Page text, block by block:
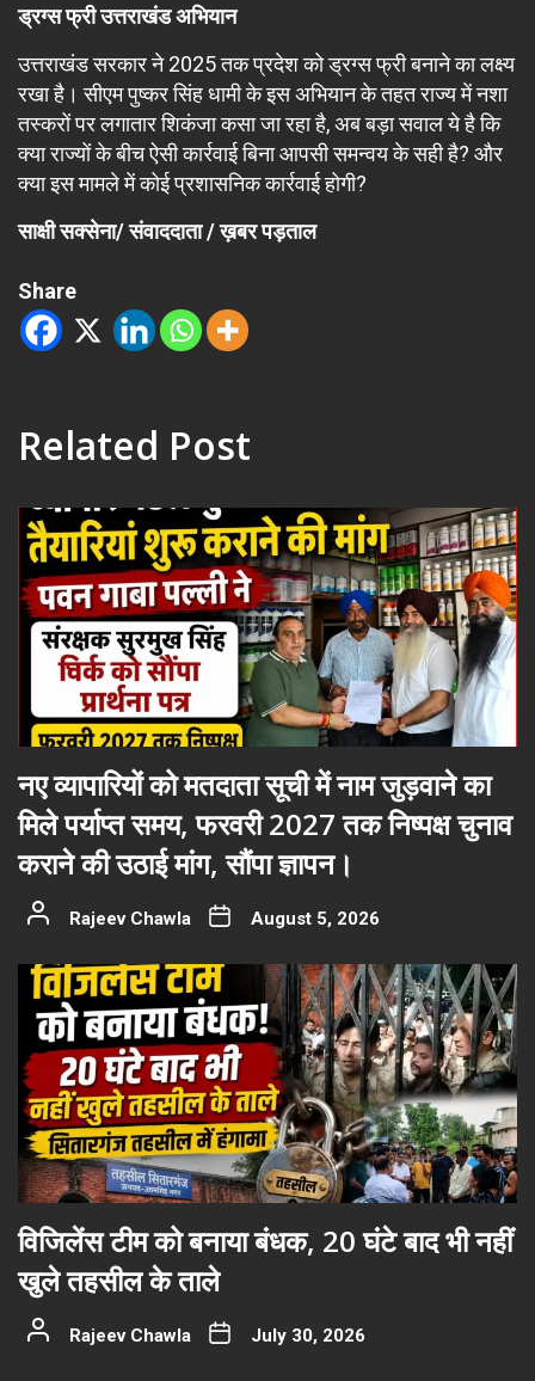
ड्रग्स फ्री उत्तराखंड अभियान
उत्तराखंड सरकार ने 2025 तक प्रदेश को ड्रग्स फ्री बनाने का लक्ष्य
रखा है। सीएम पुष्कर सिंह धामी के इस अभियान के तहत राज्य में नशा
तस्करों पर लगातार शिकंजा कसा जा रहा है, अब बड़ा सवाल ये है कि
क्या राज्यों के बीच ऐसी कार्रवाई बिना आपसी समन्वय के सही है? और
क्या इस मामले में कोई प्रशासनिक कार्रवाई होगी?
साक्षी सक्सेना/ संवाददाता / ख़बर पड़ताल
Share
Related Post
नए व्यापारियों को मतदाता सूची में नाम जुड़वाने का
मिले पर्याप्त समय, फरवरी 2027 तक निष्पक्ष चुनाव
कराने की उठाई मांग, सौंपा ज्ञापन।
Rajeev Chawla August 5, 2026
विजिलेंस टीम को बनाया बंधक, 20 घंटे बाद भी नहीं
खुले तहसील के ताले
Rajeev Chawla July 30, 2026